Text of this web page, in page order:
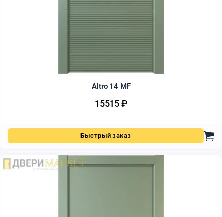
Altro 14 MF
15515₽
Быстрый заказ